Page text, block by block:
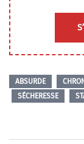
ABSURDE
SÉCHERESSE